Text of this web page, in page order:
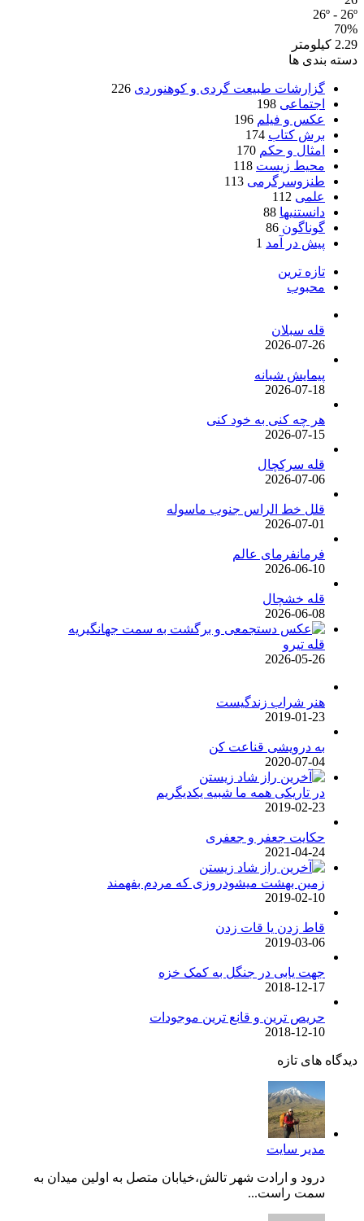
26º - 26º
70%
2.29 کیلومتر
دسته بندی ها
گزارشات طبیعت گردی و کوهنوردی 226
اجتماعی 198
عکس و فیلم 196
برش کتاب 174
امثال و حکم 170
محیط زیست 118
طنزوسرگرمی 113
علمی 112
دانستنیها 88
گوناگون 86
پیش در آمد 1
تازه ترین
محبوب
قله سبلان
2026-07-26
پیمایش شبانه
2026-07-18
هر چه کنی به خود کنی
2026-07-15
قله سرکچال
2026-07-06
قلل خط الراس جنوب ماسوله
2026-07-01
فرمانفرمای عالم
2026-06-10
قله خشچال
2026-06-08
قله تیرو
2026-05-26
هنر شراب زندگیست
2019-01-23
به درویشی قناعت کن
2020-07-04
در تاریکی همه ما شبیه یکدیگریم
2019-02-23
حکایت جعفر و جعفری
2021-04-24
زمین بهشت میشودروزی که مردم بفهمند
2019-02-10
قاط زدن یا قات زدن
2019-03-06
جهت یابی در جنگل به کمک خزه
2018-12-17
حریص ترین و قانع ترین موجودات
2018-12-10
دیدگاه های تازه
مدیر سایت
درود و ارادت شهر تالش،خیابان متصل به اولین میدان به
سمت راست...